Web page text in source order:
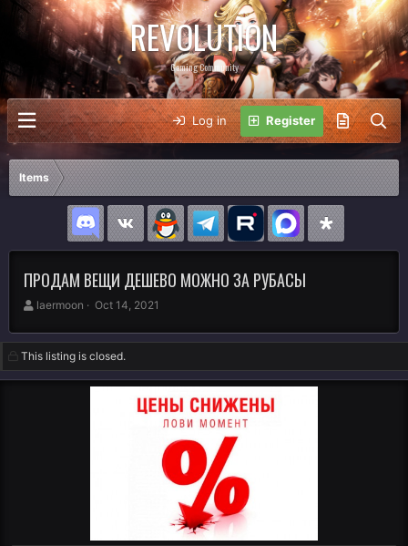
REVOLUTION
Gaming Community
Log in Register
Items
ПРОДАМ ВЕЩИ ДЕШЕВО МОЖНО ЗА РУБАСЫ
A
t
h
o
laermoon
C
e
a
t
i
Oct 14, 2021
This listing is closed.